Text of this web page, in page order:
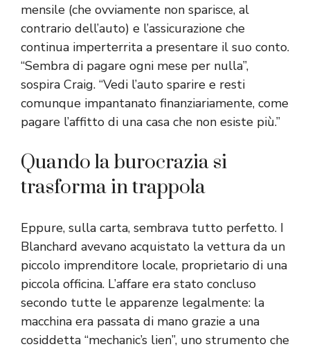
mensile (che ovviamente non sparisce, al
contrario dell’auto) e l’assicurazione che
continua imperterrita a presentare il suo conto.
“Sembra di pagare ogni mese per nulla”,
sospira Craig. “Vedi l’auto sparire e resti
comunque impantanato finanziariamente, come
pagare l’affitto di una casa che non esiste più.”
Quando la burocrazia si
trasforma in trappola
Eppure, sulla carta, sembrava tutto perfetto. I
Blanchard avevano acquistato la vettura da un
piccolo imprenditore locale, proprietario di una
piccola officina. L’affare era stato concluso
secondo tutte le apparenze legalmente: la
macchina era passata di mano grazie a una
cosiddetta “mechanic’s lien”, uno strumento che